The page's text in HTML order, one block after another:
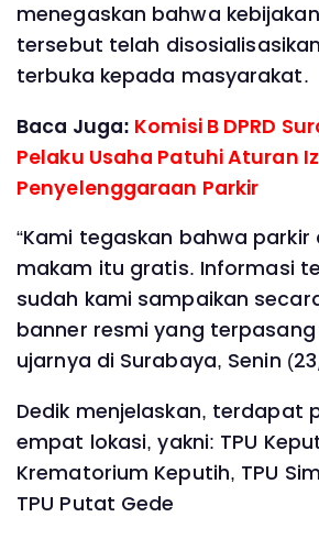
menegaskan bahwa
tersebut telah
terbuka kepada masyarakat.
Baca Juga: ‎Komisi B DPRD
Pelaku Usaha Patuhi Aturan
Penyelenggaraan Parkir
“Kami tegaskan bahwa
makam itu gratis. Informasi
sudah kami sampaikan
banner resmi yang terpasang
ujarnya di Surabaya, Senin
Dedik menjelaskan, terdapat
empat lokasi, yakni: TPU
Krematorium Keputih, TPU
TPU Putat Gede